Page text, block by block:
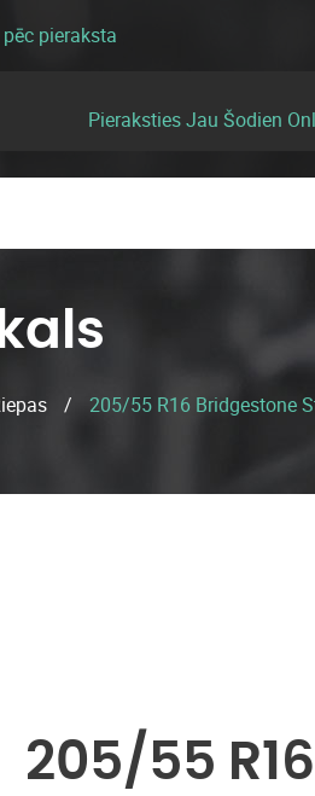
pēc pieraksta
Pieraksties Jau Šodien
/ 205/55 R16 Bridgestone
205/55